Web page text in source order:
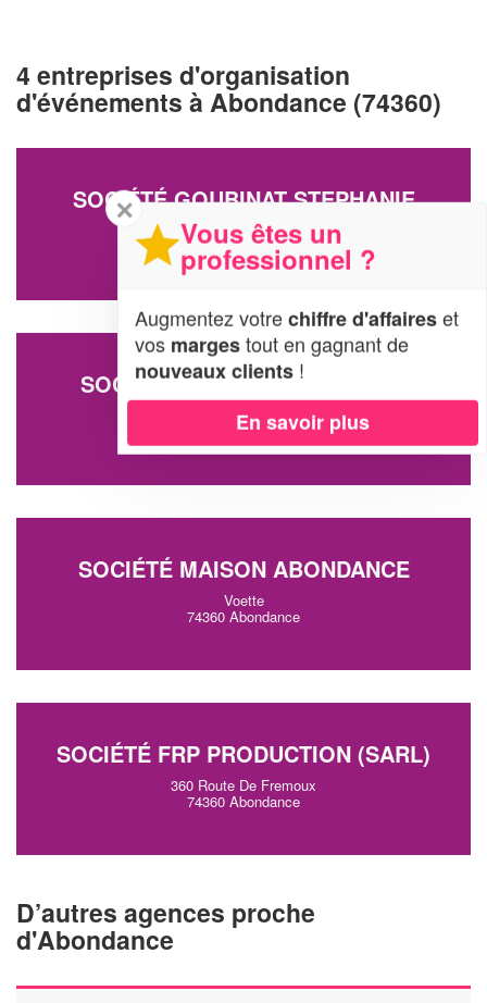
4 entreprises d'organisation
d'événements à Abondance (74360)
SOCIÉTÉ GOUBINAT STEPHANIE
Residence Les Alpes
74360 Abondance
SOCIÉTÉ CHATEAU DE PRELAY
L'edian
74360 Abondance
SOCIÉTÉ MAISON ABONDANCE
Voette
74360 Abondance
SOCIÉTÉ FRP PRODUCTION (SARL)
360 Route De Fremoux
74360 Abondance
D’autres agences proche
d'Abondance
✕
Vous êtes un
professionnel ?
Augmentez votrechiffre d'affaireset
vos margestout en gagnant de
nouveaux clients !
En savoir plus